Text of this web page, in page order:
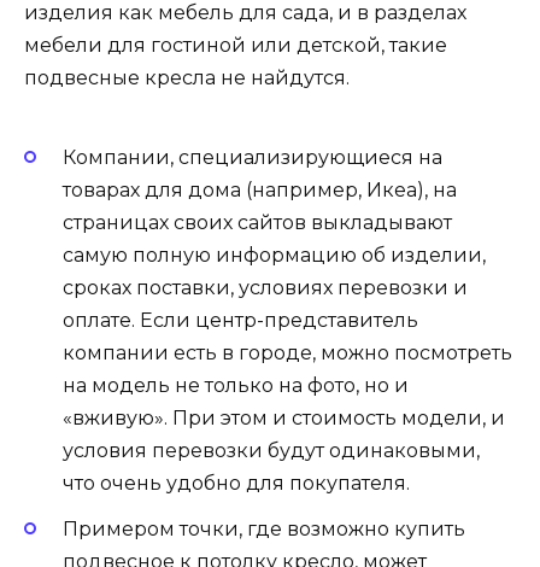
изделия как мебель для сада, и в разделах
мебели для гостиной или детской, такие
подвесные кресла не найдутся.
Компании, специализирующиеся на
товарах для дома (например, Икеа), на
страницах своих сайтов выкладывают
самую полную информацию об изделии,
сроках поставки, условиях перевозки и
оплате. Если центр-представитель
компании есть в городе, можно посмотреть
на модель не только на фото, но и
«вживую». При этом и стоимость модели, и
условия перевозки будут одинаковыми,
что очень удобно для покупателя.
Примером точки, где возможно купить
подвесное к потолку кресло, может